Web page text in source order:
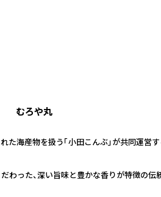
むろや丸
た海産物を扱う「小田こんぶ」が共同運営
わった、深い旨味と豊かな香りが特徴の